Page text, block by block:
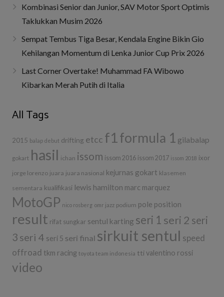
Kombinasi Senior dan Junior, SAV Motor Sport Optimis
Taklukkan Musim 2026
Sempat Tembus Tiga Besar, Kendala Engine Bikin Gio
Kehilangan Momentum di Lenka Junior Cup Prix 2026
Last Corner Overtake! Muhammad FA Wibowo
Kibarkan Merah Putih di Italia
All Tags
2015 balap debut drifting etcc f1formula 1 gilabalap
gokart hasil ichan issom issom 2016 issom 2017 issom 2018 ixor
jorge lorenzo juara juara nasional kejurnas gokart klasemen
sementara kualifikasi lewis hamilton marc marquez
MotoGP nico rosberg omr jazz podium pole position
result rifat sungkar sentul karting seri 1 seri 2 seri
3 seri 4 seri 5 seri final sirkuit sentul speed
offroad tkm racing toyota team indonesia tti valentino rossi
video